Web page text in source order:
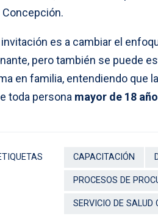
Concepción.
invitación es a cambiar el
pero también se puede
en familia, entendiendo que
toda persona mayor de 18
CAPACITACIÓN
PROCESOS DE
SERVICIO DE SALUD